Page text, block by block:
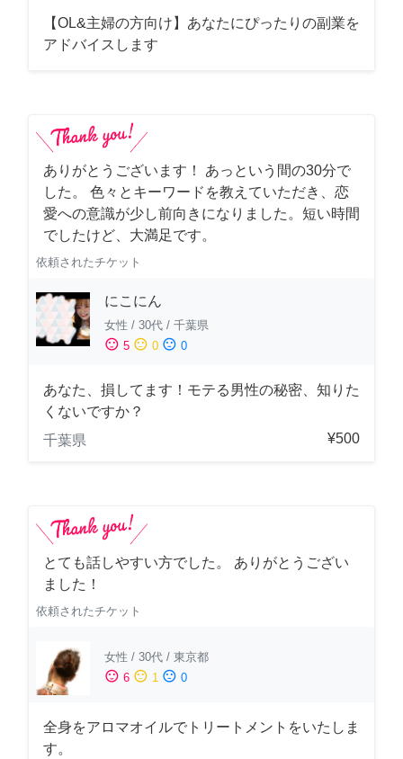
【OL&主婦の方向け】あなたにぴったりの副業を
アドバイスします
ありがとうございます！ あっという間の30分で
した。 色々とキーワードを教えていただき、恋
愛への意識が少し前向きになりました。短い時間
でしたけど、大満足です。
依頼されたチケット
にこにん
女性 / 30代 / 千葉県
sentiment_satisfied 5 sentiment_neutral 0 sentiment_dissatisfied 0
あなた、損してます！モテる男性の秘密、知りた
くないですか？
千葉県
¥500
とても話しやすい方でした。 ありがとうござい
ました！
依頼されたチケット
女性 / 30代 / 東京都
sentiment_satisfied 6 sentiment_neutral 1 sentiment_dissatisfied 0
全身をアロマオイルでトリートメントをいたしま
す。